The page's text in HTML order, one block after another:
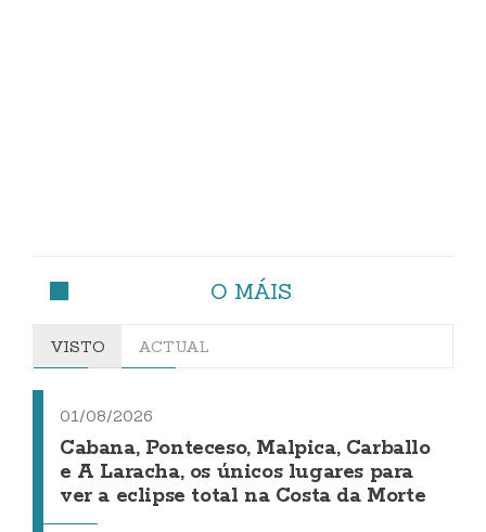
O MÁIS
VISTO ACTUAL
01/08/2026
Cabana, Ponteceso, Malpica, Carballo
e A Laracha, os únicos lugares para
ver a eclipse total na Costa da Morte